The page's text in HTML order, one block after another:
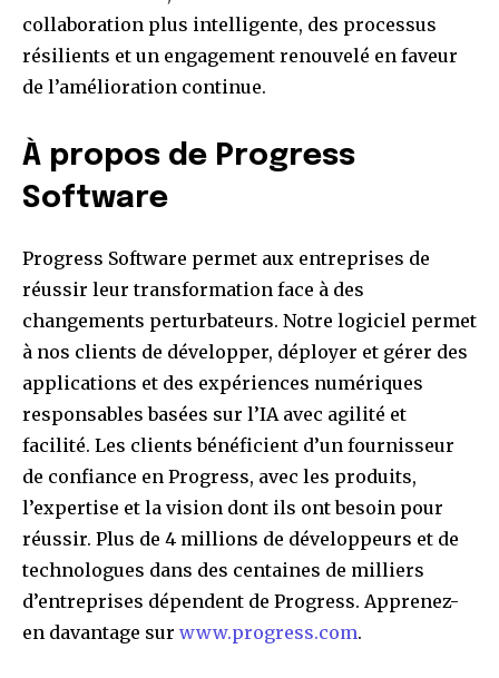
collaboration plus intelligente, des processus
résilients et un engagement renouvelé en faveur
de l’amélioration continue.
À propos de Progress
Software
Progress Software permet aux entreprises de
réussir leur transformation face à des
changements perturbateurs. Notre logiciel permet
à nos clients de développer, déployer et gérer des
applications et des expériences numériques
responsables basées sur l’IA avec agilité et
facilité. Les clients bénéficient d’un fournisseur
de confiance en Progress, avec les produits,
l’expertise et la vision dont ils ont besoin pour
réussir. Plus de 4 millions de développeurs et de
technologues dans des centaines de milliers
d’entreprises dépendent de Progress. Apprenez-
en davantage sur www.progress.com.